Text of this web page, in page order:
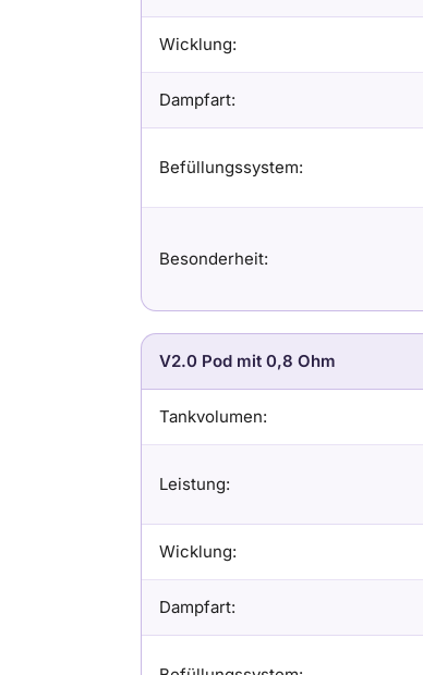
Wicklung:
Dampfart:
Befüllungssystem:
Besonderheit:
V2.0 Pod mit 0,8 Ohm
Tankvolumen:
Leistung:
Wicklung:
Dampfart: